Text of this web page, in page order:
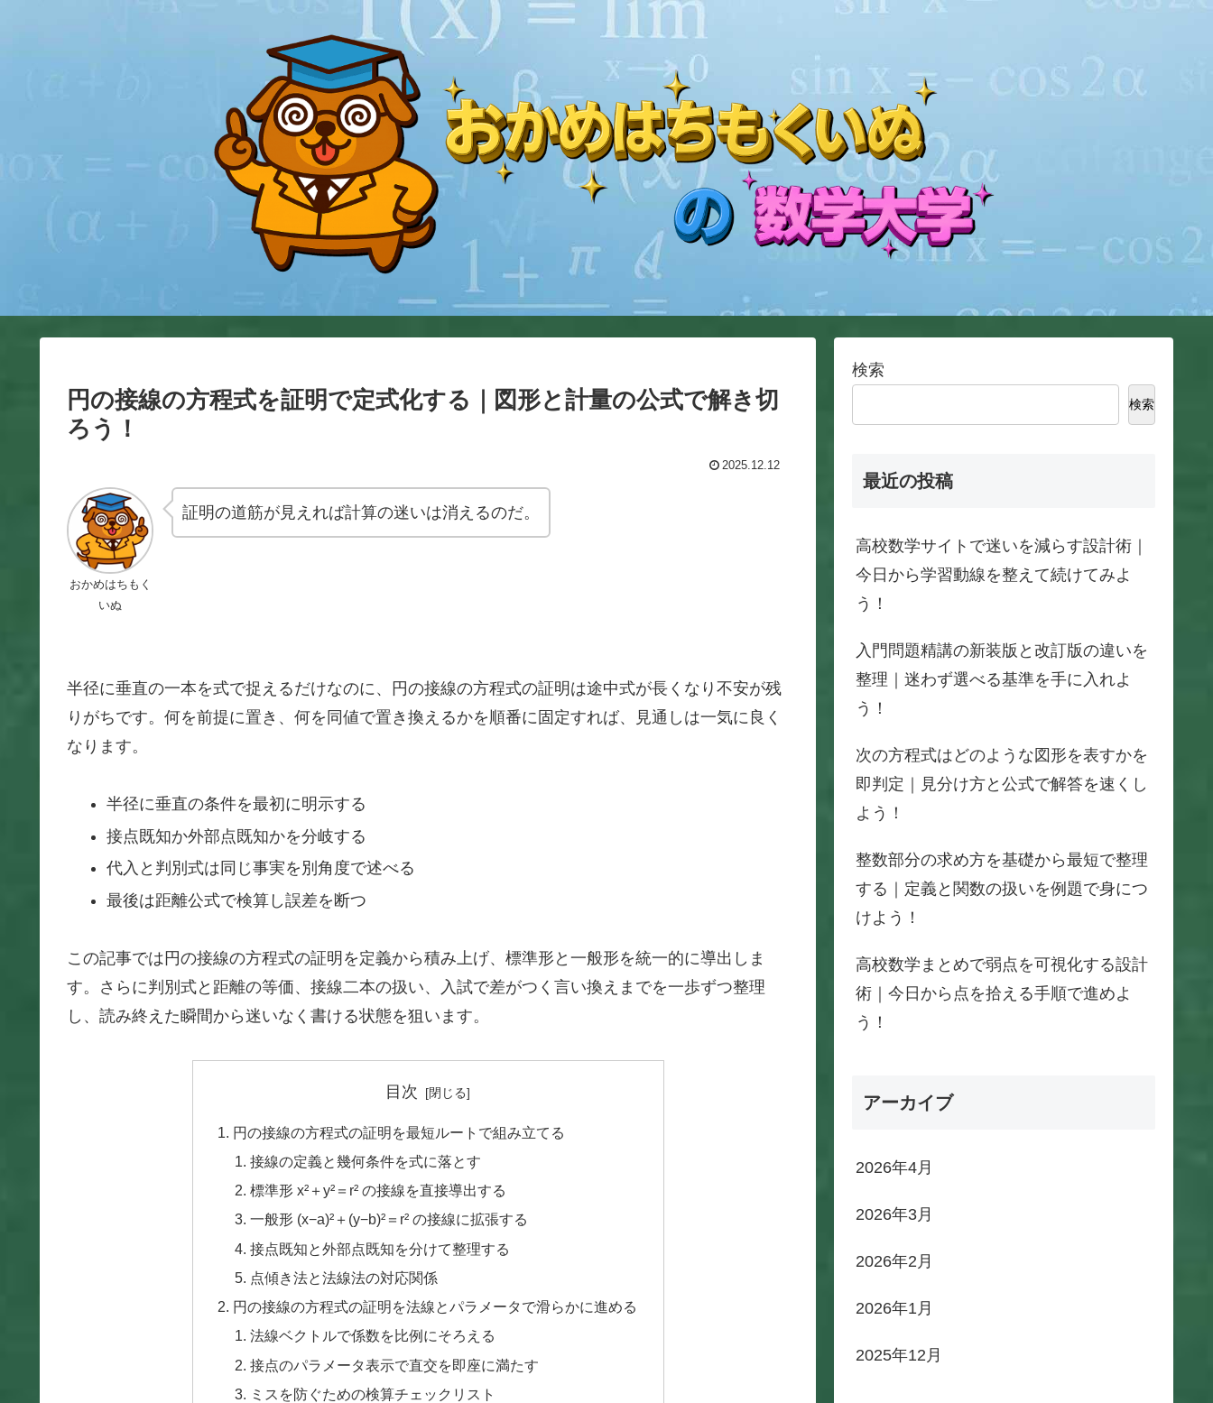
円の接線の方程式を証明で定式化する｜図形と計量の公式で解き切
ろう！
2025.12.12
おかめはちもく
いぬ
証明の道筋が見えれば計算の迷いは消えるのだ。
半径に垂直の一本を式で捉えるだけなのに、円の接線の方程式の証明は途中式が長くなり不安が残
りがちです。何を前提に置き、何を同値で置き換えるかを順番に固定すれば、見通しは一気に良く
なります。
半径に垂直の条件を最初に明示する
接点既知か外部点既知かを分岐する
代入と判別式は同じ事実を別角度で述べる
最後は距離公式で検算し誤差を断つ
この記事では円の接線の方程式の証明を定義から積み上げ、標準形と一般形を統一的に導出しま
す。さらに判別式と距離の等価、接線二本の扱い、入試で差がつく言い換えまでを一歩ずつ整理
し、読み終えた瞬間から迷いなく書ける状態を狙います。
目次
円の接線の方程式の証明を最短ルートで組み立てる
接線の定義と幾何条件を式に落とす
標準形 x²＋y²＝r² の接線を直接導出する
一般形 (x−a)²＋(y−b)²＝r² の接線に拡張する
接点既知と外部点既知を分けて整理する
点傾き法と法線法の対応関係
円の接線の方程式の証明を法線とパラメータで滑らかに進める
法線ベクトルで係数を比例にそろえる
接点のパラメータ表示で直交を即座に満たす
ミスを防ぐための検算チェックリスト
検索
検索
最近の投稿
高校数学サイトで迷いを減らす設計術｜
今日から学習動線を整えて続けてみよ
う！
入門問題精講の新装版と改訂版の違いを
整理｜迷わず選べる基準を手に入れよ
う！
次の方程式はどのような図形を表すかを
即判定｜見分け方と公式で解答を速くし
よう！
整数部分の求め方を基礎から最短で整理
する｜定義と関数の扱いを例題で身につ
けよう！
高校数学まとめで弱点を可視化する設計
術｜今日から点を拾える手順で進めよ
う！
アーカイブ
2026年4月
2026年3月
2026年2月
2026年1月
2025年12月